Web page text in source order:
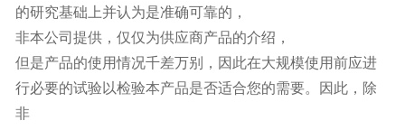
的研究基础上并认为是准确可靠的，
非本公司提供，仅仅为供应商产品的介绍，
但是产品的使用情况千差万别，因此在大规模使用前应进
行必要的试验以检验本产品是否适合您的需要。因此，除
非